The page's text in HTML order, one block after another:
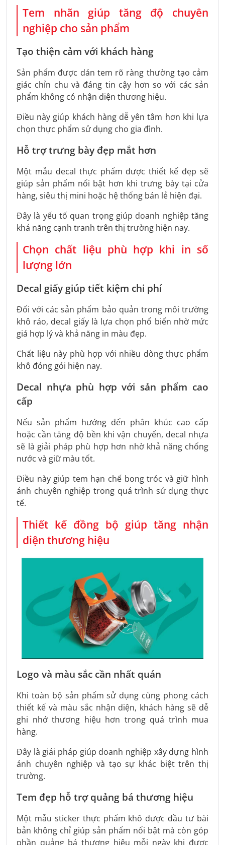
Tem nhãn giúp tăng độ chuyên
nghiệp cho sản phẩm
Tạo thiện cảm với khách hàng
Sản phẩm được dán tem rõ ràng thường tạo cảm
giác chỉn chu và đáng tin cậy hơn so với các sản
phẩm không có nhận diện thương hiệu.
Điều này giúp khách hàng dễ yên tâm hơn khi lựa
chọn thực phẩm sử dụng cho gia đình.
Hỗ trợ trưng bày đẹp mắt hơn
Một mẫu decal thực phẩm được thiết kế đẹp sẽ
giúp sản phẩm nổi bật hơn khi trưng bày tại cửa
hàng, siêu thị mini hoặc hệ thống bán lẻ hiện đại.
Đây là yếu tố quan trọng giúp doanh nghiệp tăng
khả năng cạnh tranh trên thị trường hiện nay.
Chọn chất liệu phù hợp khi in số
lượng lớn
Decal giấy giúp tiết kiệm chi phí
Đối với các sản phẩm bảo quản trong môi trường
khô ráo, decal giấy là lựa chọn phổ biến nhờ mức
giá hợp lý và khả năng in màu đẹp.
Chất liệu này phù hợp với nhiều dòng thực phẩm
khô đóng gói hiện nay.
Decal nhựa phù hợp với sản phẩm cao
cấp
Nếu sản phẩm hướng đến phân khúc cao cấp
hoặc cần tăng độ bền khi vận chuyển, decal nhựa
sẽ là giải pháp phù hợp hơn nhờ khả năng chống
nước và giữ màu tốt.
Điều này giúp tem hạn chế bong tróc và giữ hình
ảnh chuyên nghiệp trong quá trình sử dụng thực
tế.
Thiết kế đồng bộ giúp tăng nhận
diện thương hiệu
Logo và màu sắc cần nhất quán
Khi toàn bộ sản phẩm sử dụng cùng phong cách
thiết kế và màu sắc nhận diện, khách hàng sẽ dễ
ghi nhớ thương hiệu hơn trong quá trình mua
hàng.
Đây là giải pháp giúp doanh nghiệp xây dựng hình
ảnh chuyên nghiệp và tạo sự khác biệt trên thị
trường.
Tem đẹp hỗ trợ quảng bá thương hiệu
Một mẫu sticker thực phẩm khô được đầu tư bài
bản không chỉ giúp sản phẩm nổi bật mà còn góp
phần quảng bá thương hiệu mỗi ngày khi được